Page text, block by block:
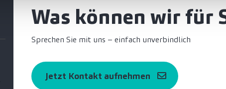
Was können wir für
Sprechen Sie mit uns – einfach unverbindlich
Jetzt Kontakt aufnehmen